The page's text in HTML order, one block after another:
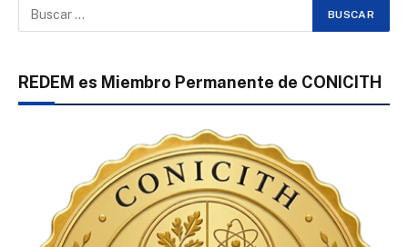
REDEM es Miembro Permanente de CONICITH